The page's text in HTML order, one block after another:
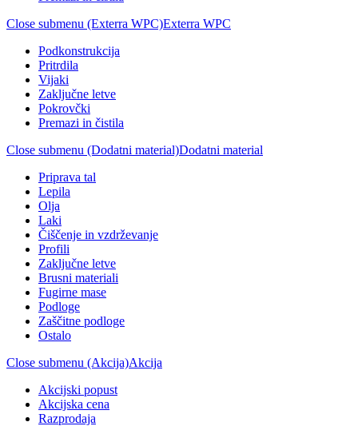
Close submenu (Exterra WPC)Exterra WPC
Podkonstrukcija
Pritrdila
Vijaki
Zaključne letve
Pokrovčki
Premazi in čistila
Close submenu (Dodatni material)Dodatni material
Priprava tal
Lepila
Olja
Laki
Čiščenje in vzdrževanje
Profili
Zaključne letve
Brusni materiali
Fugirne mase
Podloge
Zaščitne podloge
Ostalo
Close submenu (Akcija)Akcija
Akcijski popust
Akcijska cena
Razprodaja